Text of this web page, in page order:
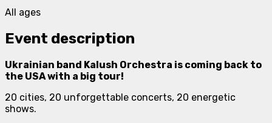
All ages
Event description
Ukrainian band Kalush Orchestra is coming back to
the USA with a big tour!
20 cities, 20 unforgettable concerts, 20 energetic
shows.